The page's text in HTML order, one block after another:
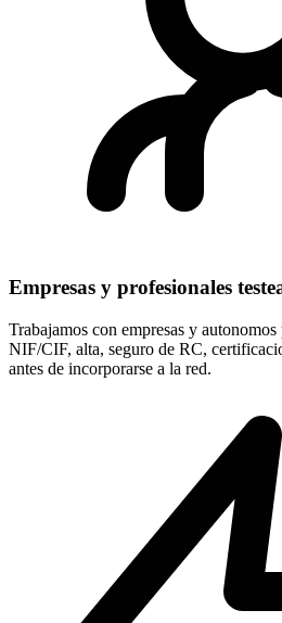
Empresas y profesionales
Trabajamos con empresas y
NIF/CIF, alta, seguro de RC,
antes de incorporarse a la red.